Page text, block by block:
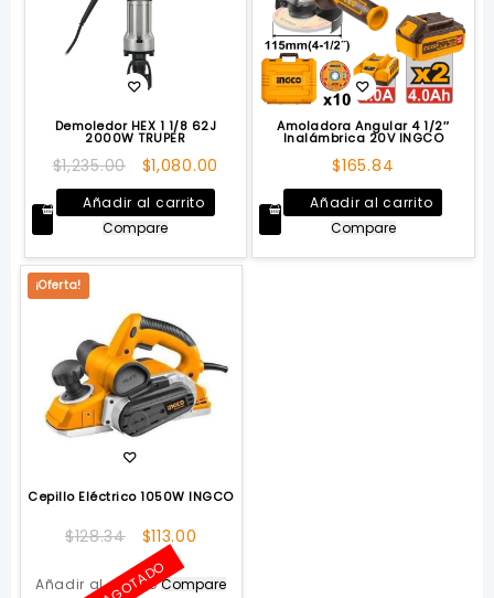
Demoledor HEX 1 1/8 62J
2000W TRUPER
$1,235.00
El
precio
original
era:
$1,235.00.
$1,080.00
actual
$1,080.00.
Añadir al carrito
Compare
Amoladora Angular 4 1/2″
Inalámbrica 20V INGCO
$165.84
Añadir al carrito
Compare
¡Oferta!
Cepillo Eléctrico 1050W INGCO
$128.34
El
precio
original
$113.00
actual
Añadir al carrito
AGOTADOCompare